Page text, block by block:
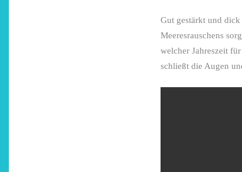
Gut gestärkt und
Meeresrauschens
welcher Jahreszeit
schließt die Augen